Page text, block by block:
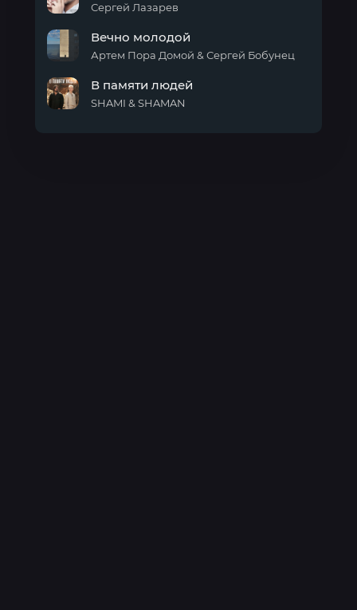
танец
Сергей Лазарев
молодой
Вечно молодой
Артем Пора Домой & Сергей Бобунец
В памяти людей
SHAMI & SHAMAN